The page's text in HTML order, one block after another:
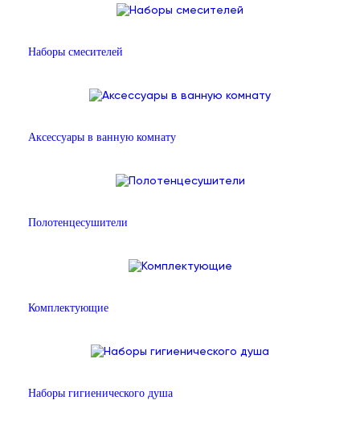
Наборы смесителей
Аксессуары в ванную комнату
Полотенцесушители
Комплектующие
Наборы гигиенического душа